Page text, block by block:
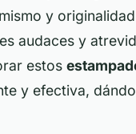
y
audaces y
estos
y efectiva,